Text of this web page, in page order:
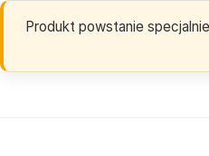
Produkt powstanie